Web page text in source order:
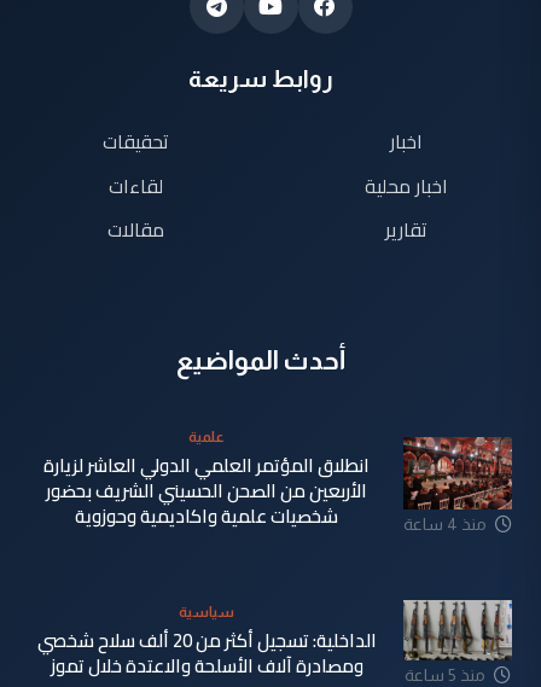
روابط سريعة
اخبار
اخبار محلية
تقارير
تحقيقات
لقاءات
مقالات
أحدث المواضيع
منذ 4 ساعة
علمية
انطلاق المؤتمر العلمي الدولي العاشر لزيارة
الأربعين من الصحن الحسيني الشريف بحضور
شخصيات علمية واكاديمية وحوزوية
منذ 5 ساعة
سياسية
الداخلية: تسجيل أكثر من 20 ألف سلاح شخصي
ومصادرة آلاف الأسلحة والاعتدة خلال تموز